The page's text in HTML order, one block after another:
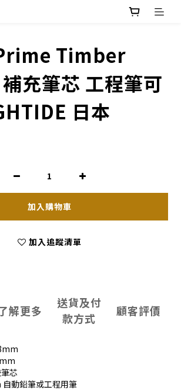
Timber
充筆芯 工程筆可
日本
加入購物車
加入追蹤清單
解更多
送貨及付
款方式
顧客評價
芯
動鉛筆或工程用筆